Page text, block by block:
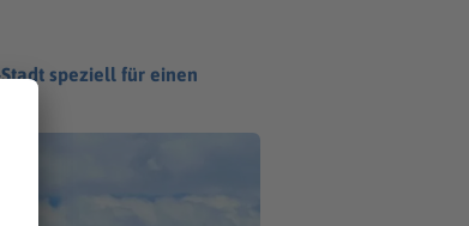
speziell für einen